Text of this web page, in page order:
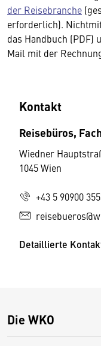
der Reisebranche
erforderlich).
das Handbuch (PDF)
Mail mit der
Kontakt
Reisebüros,
Wiedner
1045 Wien
+43 5 90900
Detaillierte
Die WKO